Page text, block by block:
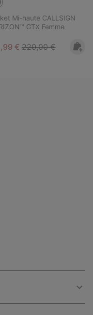
Mi-haute CALLSIGN
GTX Femme
price:
€ Regular price:
220,00 €